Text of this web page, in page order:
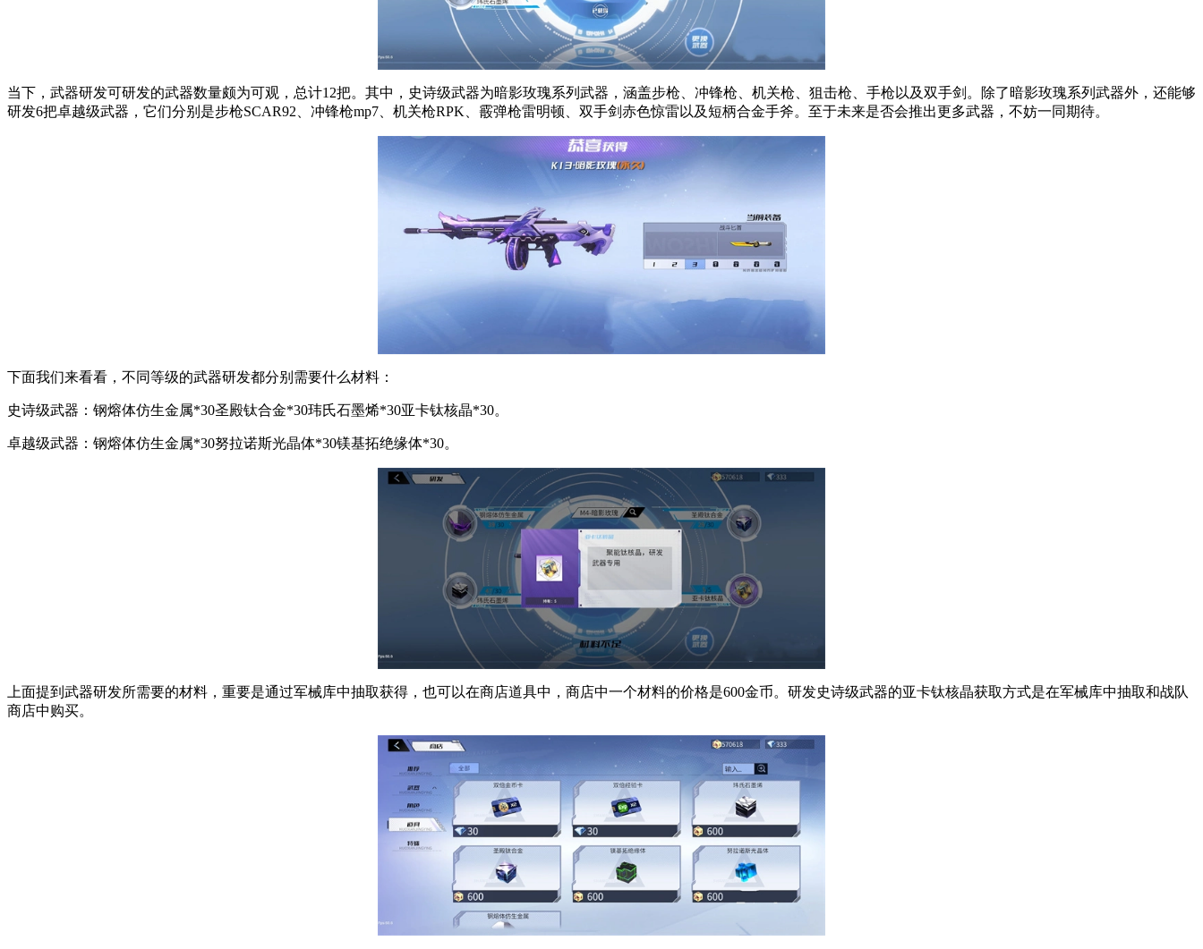
当下，武器研发可研发的武器数量颇为可观，总计12把。其中，史诗级武器为暗影玫瑰系列武器，涵盖步枪、冲锋枪、机关枪、狙击枪、手枪以及双手剑。除了暗影玫瑰系列武器外，还能够
研发6把卓越级武器，它们分别是步枪SCAR92、冲锋枪mp7、机关枪RPK、霰弹枪雷明顿、双手剑赤色惊雷以及短柄合金手斧。至于未来是否会推出更多武器，不妨一同期待。
下面我们来看看，不同等级的武器研发都分别需要什么材料：
史诗级武器：钢熔体仿生金属*30圣殿钛合金*30玮氏石墨烯*30亚卡钛核晶*30。
卓越级武器：钢熔体仿生金属*30努拉诺斯光晶体*30镁基拓绝缘体*30。
上面提到武器研发所需要的材料，重要是通过军械库中抽取获得，也可以在商店道具中，商店中一个材料的价格是600金币。研发史诗级武器的亚卡钛核晶获取方式是在军械库中抽取和战队
商店中购买。